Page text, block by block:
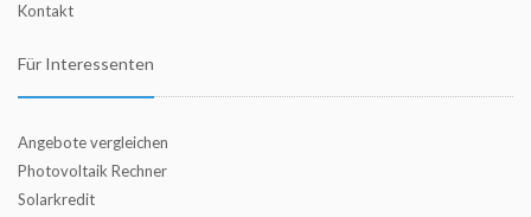
Kontakt
Für Interessenten
Angebote vergleichen
Photovoltaik Rechner
Solarkredit